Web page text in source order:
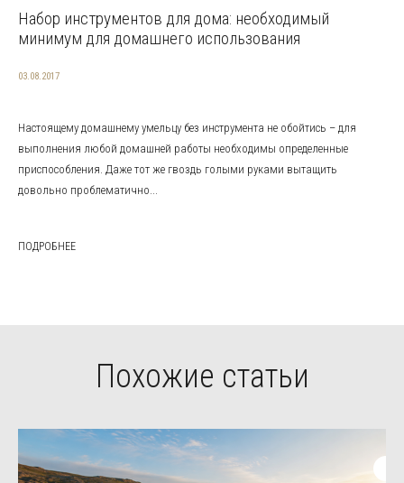
Набор инструментов для дома: необходимый
минимум для домашнего использования
03.08.2017
Настоящему домашнему умельцу без инструмента не обойтись – для
выполнения любой домашней работы необходимы определенные
приспособления. Даже тот же гвоздь голыми руками вытащить
довольно проблематично...
ПОДРОБНЕЕ
Похожие статьи